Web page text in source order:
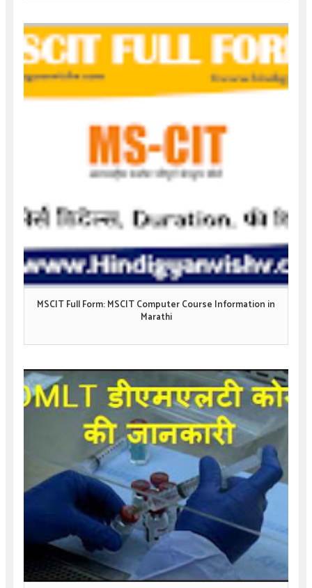
MSCIT Full Form: MSCIT Computer Course Information in
Marathi